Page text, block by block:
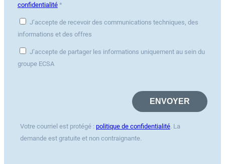
confidentialité*
J’accepte de recevoir des communications techniques, des
informations et des offres
J’accepte de partager les informations uniquement au sein du
groupe ECSA
Votre courriel est protégé : politique de confidentialité. La
demande est gratuite et non contraignante.